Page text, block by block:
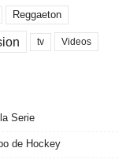
Reggaeton
tv Videos
Serie
de Hockey